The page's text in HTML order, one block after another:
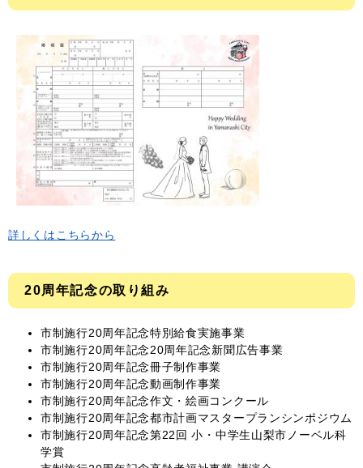
詳しくはこちらから
20周年記念の取り組み
市制施行20周年記念特別給食実施事業
市制施行20周年記念20周年記念新聞広告事業
市制施行20周年記念冊子制作事業
市制施行20周年記念動画制作事業
市制施行20周年記念作文・絵画コンクール
市制施行20周年記念都市計画マスタープランシンポジウム
市制施行20周年記念第22回 小・中学生山梨市ノーベル科
学賞